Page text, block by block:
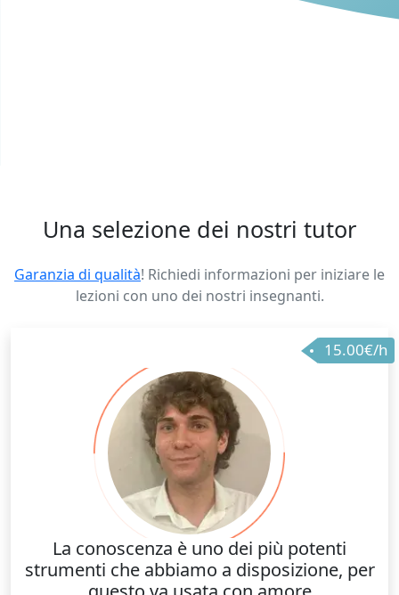
Una selezione dei nostri tutor
Garanzia di qualità! Richiedi informazioni per iniziare le
lezioni con uno dei nostri insegnanti.
15.00€/h
La conoscenza è uno dei più potenti
strumenti che abbiamo a disposizione, per